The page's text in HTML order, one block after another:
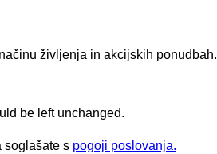
življenja in akcijskih ponudbah.
be left unchanged.
soglašate s pogoji poslovanja.